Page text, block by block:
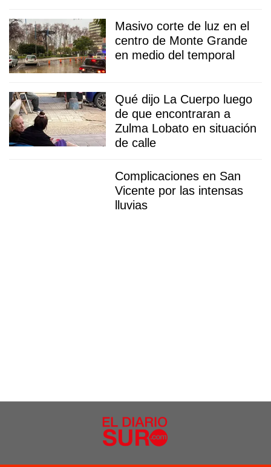
Masivo corte de luz en el
centro de Monte Grande
en medio del temporal
Qué dijo La Cuerpo luego
de que encontraran a
Zulma Lobato en situación
de calle
Complicaciones en San
Vicente por las intensas
lluvias